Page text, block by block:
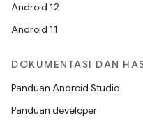
Android 12
Android 11
DOKUMENTASI DAN
Panduan Android Studio
Panduan developer